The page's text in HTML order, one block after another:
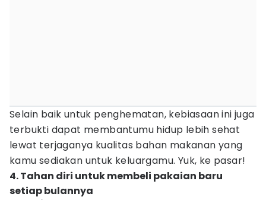
Selain baik untuk penghematan, kebiasaan ini juga
terbukti dapat membantumu hidup lebih sehat
lewat terjaganya kualitas bahan makanan yang
kamu sediakan untuk keluargamu. Yuk, ke pasar!
4. Tahan diri untuk membeli pakaian baru
setiap bulannya